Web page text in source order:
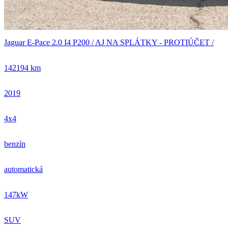
Jaguar E-Pace 2.0 I4 P200 / AJ NA SPLÁTKY - PROTIÚČET /
142194 km
2019
4x4
benzín
automatická
147kW
SUV